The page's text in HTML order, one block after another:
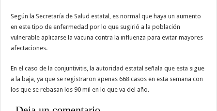
Según la Secretaría de Salud estatal, es normal que haya un aumento
en este tipo de enfermedad por lo que sugirió a la población
vulnerable aplicarse la vacuna contra la influenza para evitar mayores
afectaciones.
En el caso de la conjuntivitis, la autoridad estatal señala que esta sigue
a la baja, ya que se registraron apenas 668 casos en esta semana con
los que se rebasan los 90 mil en lo que va del año.-